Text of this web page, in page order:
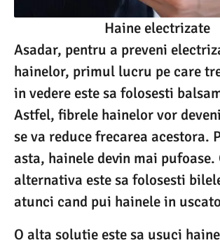
Haine electrizate
Asadar, pentru a preveni
hainelor, primul lucru pe care
in vedere este sa folosesti
Astfel, fibrele hainelor vor
se va reduce frecarea acestora.
asta, hainele devin mai pufoase.
alternativa este sa folosesti
atunci cand pui hainele in
O alta solutie este sa usuci